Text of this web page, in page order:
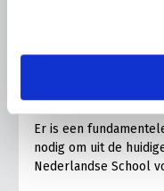
asbeststelsel
Er is een
nodig om uit de
Nederlandse School